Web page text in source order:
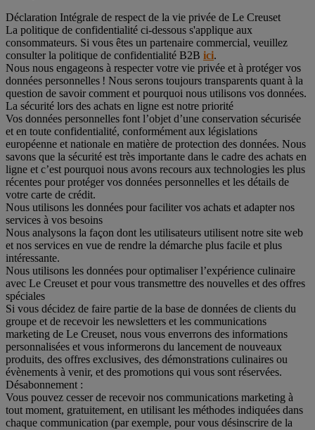
Déclaration Intégrale de respect de la vie privée de Le Creuset
La politique de confidentialité ci-dessous s'applique aux
consommateurs. Si vous êtes un partenaire commercial, veuillez
consulter la politique de confidentialité B2B ici.
Nous nous engageons à respecter votre vie privée et à protéger vos
données personnelles ! Nous serons toujours transparents quant à la
question de savoir comment et pourquoi nous utilisons vos données.
La sécurité lors des achats en ligne est notre priorité
Vos données personnelles font l’objet d’une conservation sécurisée
et en toute confidentialité, conformément aux législations
européenne et nationale en matière de protection des données. Nous
savons que la sécurité est très importante dans le cadre des achats en
ligne et c’est pourquoi nous avons recours aux technologies les plus
récentes pour protéger vos données personnelles et les détails de
votre carte de crédit.
Nous utilisons les données pour faciliter vos achats et adapter nos
services à vos besoins
Nous analysons la façon dont les utilisateurs utilisent notre site web
et nos services en vue de rendre la démarche plus facile et plus
intéressante.
Nous utilisons les données pour optimaliser l’expérience culinaire
avec Le Creuset et pour vous transmettre des nouvelles et des offres
spéciales
Si vous décidez de faire partie de la base de données de clients du
groupe et de recevoir les newsletters et les communications
marketing de Le Creuset, nous vous enverrons des informations
personnalisées et vous informerons du lancement de nouveaux
produits, des offres exclusives, des démonstrations culinaires ou
évènements à venir, et des promotions qui vous sont réservées.
Désabonnement :
Vous pouvez cesser de recevoir nos communications marketing à
tout moment, gratuitement, en utilisant les méthodes indiquées dans
chaque communication (par exemple, pour vous désinscrire de la